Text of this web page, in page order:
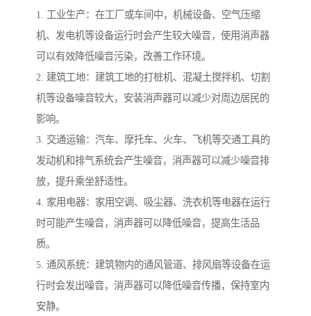
1. 工业生产：在工厂或车间中，机械设备、空气压缩
机、发电机等设备运行时会产生较大噪音，使用消声器
可以有效降低噪音污染，改善工作环境。
2. 建筑工地：建筑工地的打桩机、混凝土搅拌机、切割
机等设备噪音较大，安装消声器可以减少对周边居民的
影响。
3. 交通运输：汽车、摩托车、火车、飞机等交通工具的
发动机和排气系统会产生噪音，消声器可以减少噪音排
放，提升乘坐舒适性。
4. 家用电器：家用空调、吸尘器、洗衣机等电器在运行
时可能产生噪音，消声器可以降低噪音，提高生活品
质。
5. 通风系统：建筑物内的通风管道、排风扇等设备在运
行时会发出噪音，消声器可以降低噪音传播，保持室内
安静。